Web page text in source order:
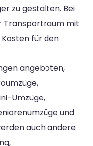
zu gestalten. Bei
Transportraum mit
für den
angeboten,
Umzüge,
und
auch andere